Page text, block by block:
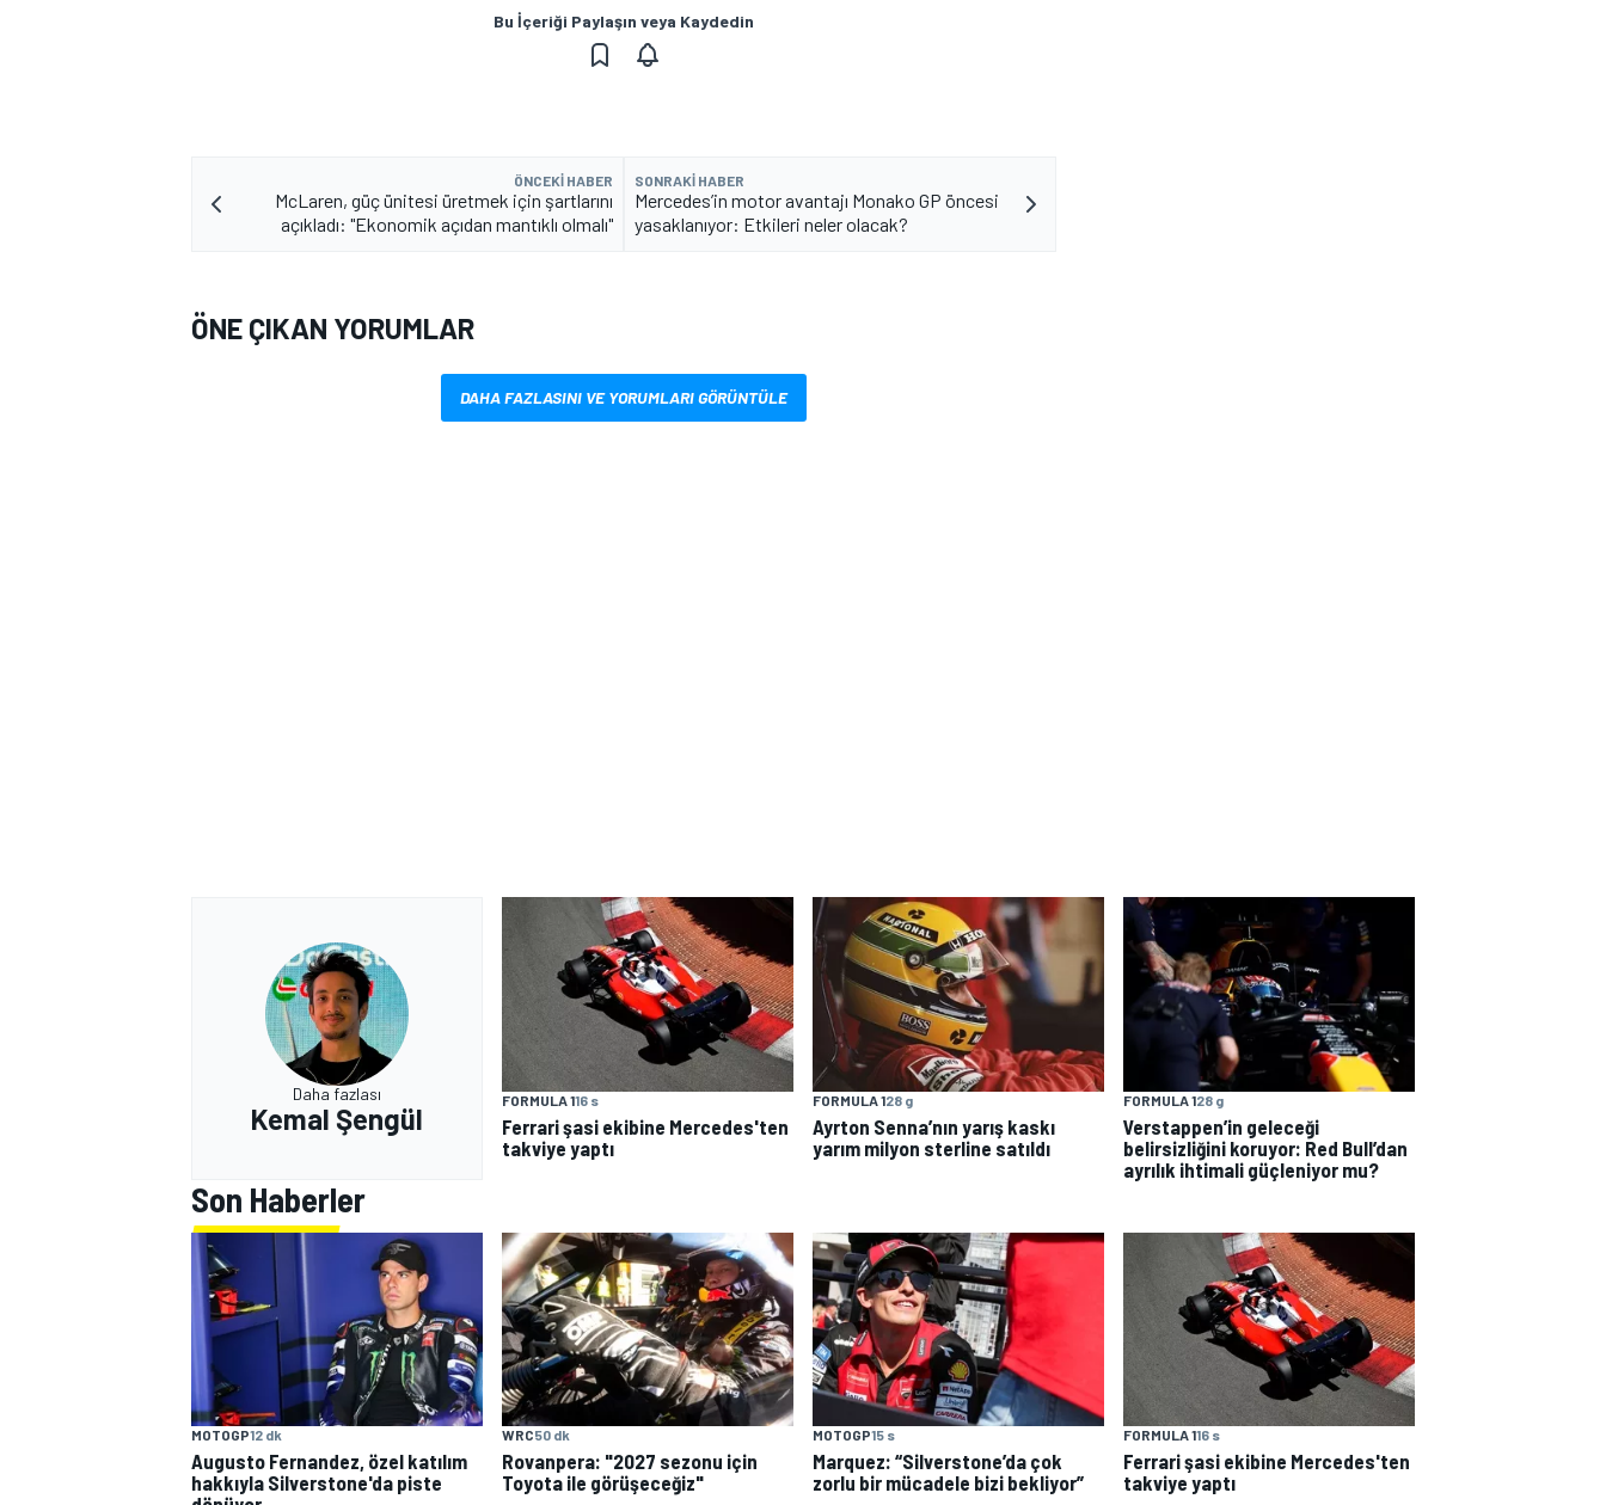
Bu İçeriği Paylaşın veya Kaydedin
ÖNCEKI HABER
McLaren, güç ünitesi üretmek için şartlarını
açıkladı: "Ekonomik açıdan mantıklı olmalı"
SONRAKI HABER
Mercedes’in motor avantajı Monako GP öncesi
yasaklanıyor: Etkileri neler olacak?
ÖNE ÇIKAN YORUMLAR
DAHA FAZLASINI VE YORUMLARI GÖRÜNTÜLE
Daha fazlası
Kemal Şengül
FORMULA 116 s
Ferrari şasi ekibine Mercedes'ten
takviye yaptı
FORMULA 128 g
Ayrton Senna’nın yarış kaskı
yarım milyon sterline satıldı
FORMULA 128 g
Verstappen’in geleceği
belirsizliğini koruyor: Red Bull’dan
ayrılık ihtimali güçleniyor mu?
Son Haberler
MOTOGP12 dk
Augusto Fernandez, özel katılım
hakkıyla Silverstone'da piste
WRC50 dk
Rovanpera: "2027 sezonu için
Toyota ile görüşeceğiz"
MOTOGP15 s
Marquez: “Silverstone’da çok
zorlu bir mücadele bizi bekliyor”
FORMULA 116 s
Ferrari şasi ekibine Mercedes'ten
takviye yaptı